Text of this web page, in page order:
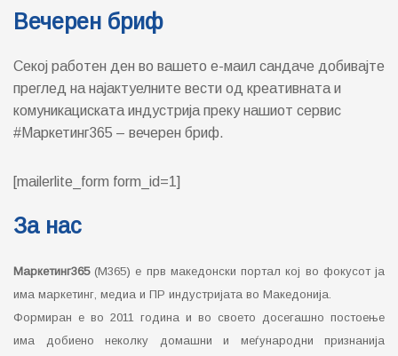
Вечерен бриф
Секој работен ден во вашето е-маил сандаче добивајте
преглед на најактуелните вести од креативната и
комуникациската индустрија преку нашиот сервис
#Маркетинг365 – вечерен бриф.
[mailerlite_form form_id=1]
За нас
Маркетинг365(М365) е прв македонски портал кој во фокусот ја
има маркетинг, медиа и ПР индустријата во Македонија.
Формиран е во 2011 година и во своето досегашно постоење
има добиено неколку домашни и меѓународни признанија